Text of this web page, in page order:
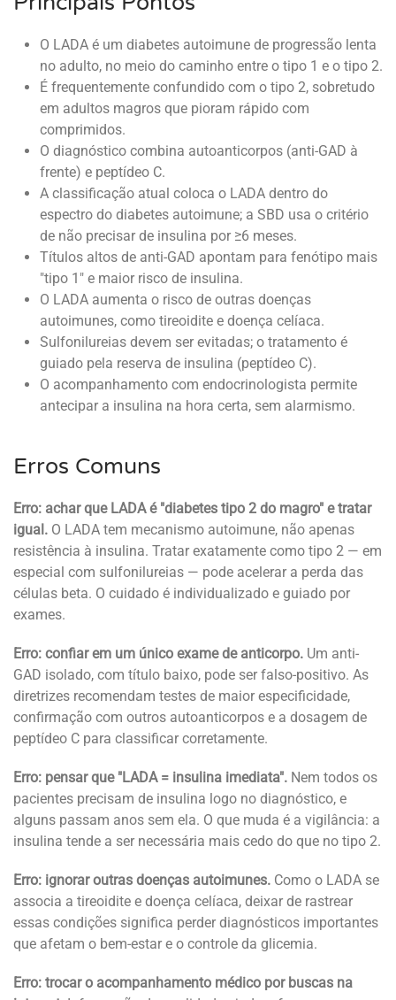
O LADA é um diabetes autoimune de progressão lenta
no adulto, no meio do caminho entre o tipo 1 e o tipo 2.
É frequentemente confundido com o tipo 2, sobretudo
em adultos magros que pioram rápido com
comprimidos.
O diagnóstico combina autoanticorpos (anti-GAD à
frente) e peptídeo C.
A classificação atual coloca o LADA dentro do
espectro do diabetes autoimune; a SBD usa o critério
de não precisar de insulina por ≥6 meses.
Títulos altos de anti-GAD apontam para fenótipo mais
"tipo 1" e maior risco de insulina.
O LADA aumenta o risco de outras doenças
autoimunes, como tireoidite e doença celíaca.
Sulfonilureias devem ser evitadas; o tratamento é
guiado pela reserva de insulina (peptídeo C).
O acompanhamento com endocrinologista permite
antecipar a insulina na hora certa, sem alarmismo.
Erros Comuns
Erro: achar que LADA é "diabetes tipo 2 do magro" e tratar
igual. O LADA tem mecanismo autoimune, não apenas
resistência à insulina. Tratar exatamente como tipo 2 — em
especial com sulfonilureias — pode acelerar a perda das
células beta. O cuidado é individualizado e guiado por
exames.
Erro: confiar em um único exame de anticorpo. Um anti-
GAD isolado, com título baixo, pode ser falso-positivo. As
diretrizes recomendam testes de maior especificidade,
confirmação com outros autoanticorpos e a dosagem de
peptídeo C para classificar corretamente.
Erro: pensar que "LADA = insulina imediata". Nem todos os
pacientes precisam de insulina logo no diagnóstico, e
alguns passam anos sem ela. O que muda é a vigilância: a
insulina tende a ser necessária mais cedo do que no tipo 2.
Erro: ignorar outras doenças autoimunes. Como o LADA se
associa a tireoidite e doença celíaca, deixar de rastrear
essas condições significa perder diagnósticos importantes
que afetam o bem-estar e o controle da glicemia.
Erro: trocar o acompanhamento médico por buscas na